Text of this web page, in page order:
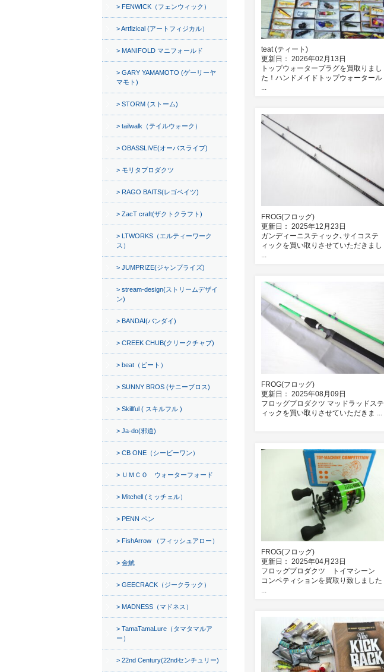
teat (ティート)
更新日： 2026年02月13日
トップウォータープラグを買取りまし
た！ハンドメイドトップウォータール
...
FROG(フロッグ)
更新日： 2025年12月23日
ガンディーニスティック､サイコステ
ィックを買い取りさせていただきまし
...
FROG(フロッグ)
更新日： 2025年08月09日
フロッグプロダクツ マッドラッドステ
ィックを買い取りさせていただきま ...
FROG(フロッグ)
更新日： 2025年04月23日
フロッグプロダクツ トイマシーン
コンペティションを買取り致しました
...
FENWICK（フェンウィック）
Artfizical (アートフィジカル）
MANIFOLD マニフォールド
GARY YAMAMOTO (ゲーリーヤ
マモト)
STORM (ストーム)
tailwalk（テイルウォーク）
OBASSLIVE(オーバスライブ)
モリタプロダクツ
RAGO BAITS(レゴベイツ)
ZacT craft(ザクトクラフト)
LTWORKS（エルティーワーク
ス）
JUMPRIZE(ジャンプライズ)
stream-design(ストリームデザイ
ン)
BANDAI(バンダイ)
CREEK CHUB(クリークチャブ)
beat（ビート）
SUNNY BROS (サニーブロス)
Skillful ( スキルフル )
Ja-do(邪道)
CB ONE（シービーワン）
ＵＭＣＯ ウォーターフォード
Mitchell (ミッチェル）
PENN ペン
FishArrow （フィッシュアロー）
金鯱
GEECRACK（ジークラック）
MADNESS（マドネス）
TamaTamaLure（タマタマルア
ー）
22nd Century(22ndセンチュリー)